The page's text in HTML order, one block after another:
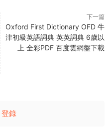
下一篇
Oxford First Dictionary OFD 牛
津初級英語詞典 英英詞典 6歲以
上 全彩PDF 百度雲網盤下載
登錄